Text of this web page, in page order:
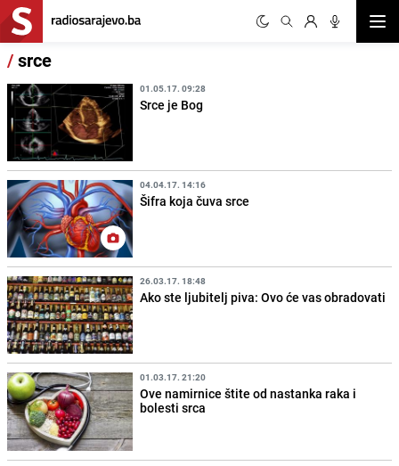
/srce
01.05.17. 09:28
Srce je Bog
04.04.17. 14:16
Šifra koja čuva srce
26.03.17. 18:48
Ako ste ljubitelj piva: Ovo će vas obradovati
01.03.17. 21:20
Ove namirnice štite od nastanka raka i
bolesti srca